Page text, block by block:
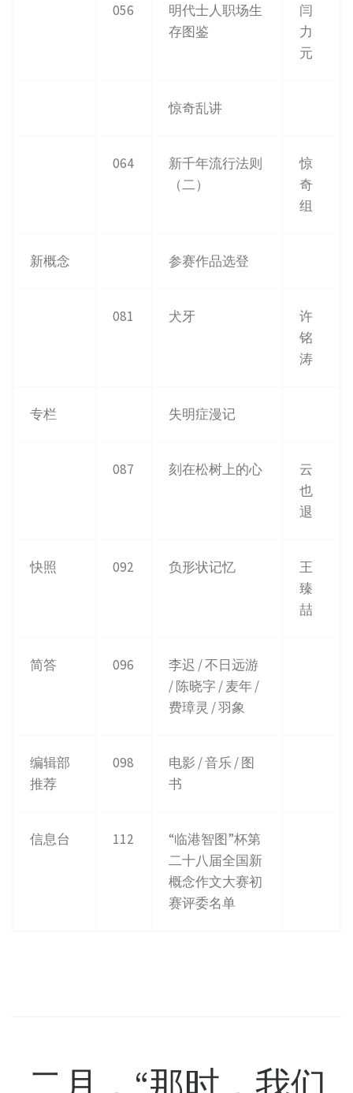
056
明代士人职场生
存图鉴
闫
力
元
惊奇乱讲
064
新千年流行法则
（二）
惊
奇
组
新概念 参赛作品选登
081 犬牙
许
铭
涛
专栏 失明症漫记
087 刻在松树上的心
云
也
退
快照 092 负形状记忆
王
臻
喆
简答 096
李迟 / 不日远游
/ 陈晓字 / 麦年 /
费璋灵 / 羽象
编辑部
推荐
098
电影 / 音乐 / 图
书
信息台 112
“临港智图”杯第
二十八届全国新
概念作文大赛初
赛评委名单